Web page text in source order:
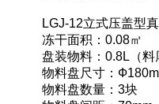
LGJ-12立式压盖型
冻干面积：0.08㎡
盘装物料：0.8L（料
物料盘尺寸：
物料盘数量：3块